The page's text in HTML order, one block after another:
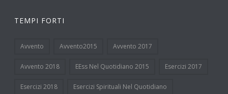
TEMPI FORTI
Avvento Avvento2015 Avvento 2017
Avvento 2018 EEss Nel Quotidiano 2015 Esercizi 2017
Esercizi 2018 Esercizi Spirituali Nel Quotidiano